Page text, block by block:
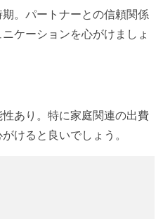
。パートナーとの信頼関係
ケーションを心がけましょ
あり。特に家庭関連の出費
けると良いでしょう。​